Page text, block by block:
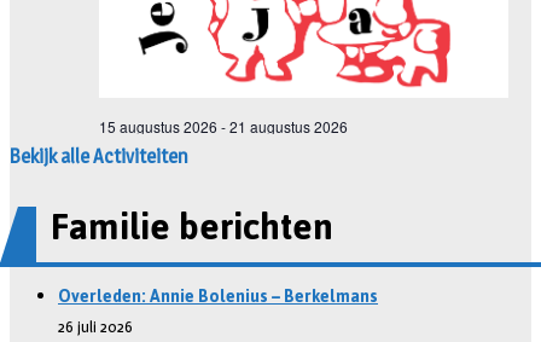
Bekijk alle Activiteiten
Familie berichten
Overleden: Annie Bolenius – Berkelmans
26 juli 2026